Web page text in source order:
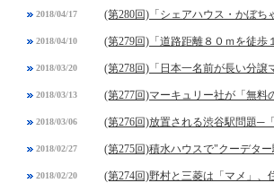
2018/04/17 (第280回)「シェアハウス・かぼ
2018/04/10 (第279回)「道路距離８０ｍを徒歩
2018/03/20 (第278回)「日本一名前が長い分
2018/03/13 (第277回)マーキュリー社が「無
2018/03/06 (第276回)放置される渋谷駅問題─
2018/02/27 (第275回)積水ハウスで"クーデタ
2018/02/20 (第274回)野村と三菱は「マメ」